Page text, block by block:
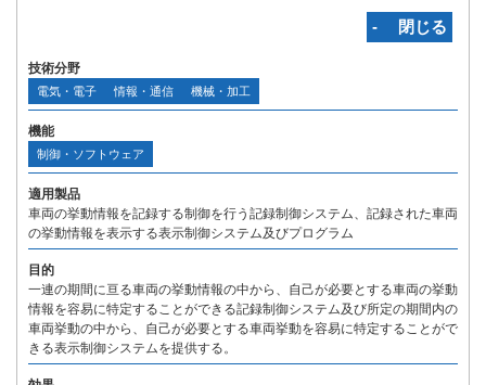
‐ 閉じる
技術分野
電気・電子 情報・通信 機械・加工
機能
制御・ソフトウェア
適用製品
車両の挙動情報を記録する制御を行う記録制御システム、記録された車両
の挙動情報を表示する表示制御システム及びプログラム
目的
一連の期間に亘る車両の挙動情報の中から、自己が必要とする車両の挙動
情報を容易に特定することができる記録制御システム及び所定の期間内の
車両挙動の中から、自己が必要とする車両挙動を容易に特定することがで
きる表示制御システムを提供する。